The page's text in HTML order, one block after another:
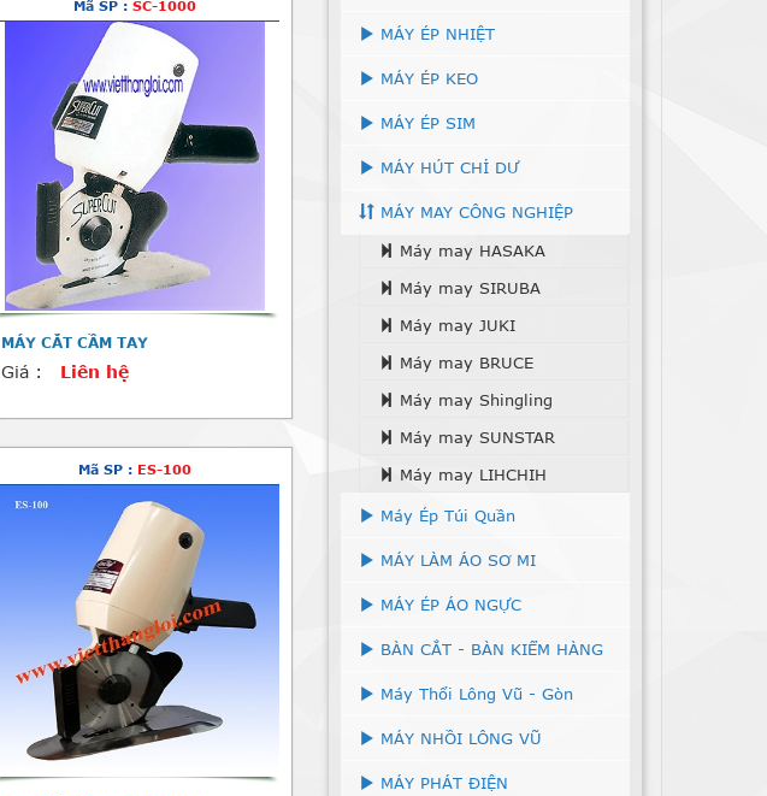
Mã SP : SC-1000
MÁY CẮT CẦM TAY
Giá : Liên hệ
Mã SP : ES-100
MÁY ÉP NHIỆT
MÁY ÉP KEO
MÁY ÉP SIM
MÁY HÚT CHỈ DƯ
MÁY MAY CÔNG NGHIỆP
Máy may HASAKA
Máy may SIRUBA
Máy may JUKI
Máy may BRUCE
Máy may Shingling
Máy may SUNSTAR
Máy may LIHCHIH
Máy Ép Túi Quần
MÁY LÀM ÁO SƠ MI
MÁY ÉP ÁO NGỰC
BÀN CẮT - BÀN KIỂM HÀNG
Máy Thổi Lông Vũ - Gòn
MÁY NHỒI LÔNG VŨ
MÁY PHÁT ĐIỆN